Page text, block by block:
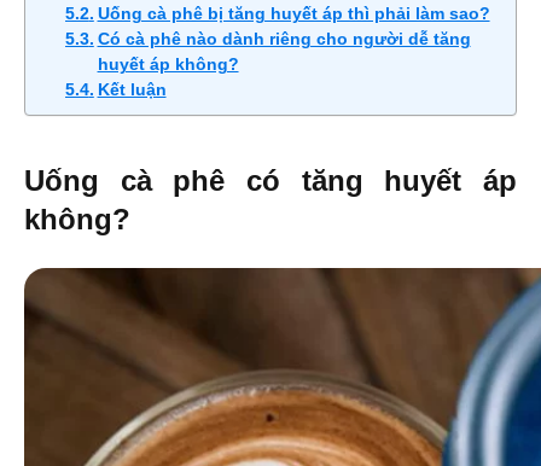
Uống cà phê bị tăng huyết áp thì phải làm sao?
Có cà phê nào dành riêng cho người dễ tăng
huyết áp không?
Kết luận
Uống cà phê có tăng huyết áp
không?